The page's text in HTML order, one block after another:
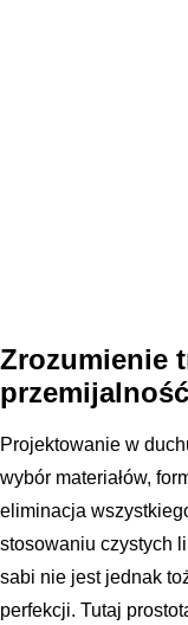
Zrozumienie
przemijalność
Projektowanie w
wybór materiałów,
eliminacja
stosowaniu czystych
sabi nie jest jednak
perfekcji. Tutaj